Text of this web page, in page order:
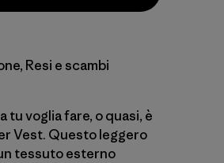
Resi e scambi
voglia fare, o quasi, è
Vest. Questo leggero
tessuto esterno